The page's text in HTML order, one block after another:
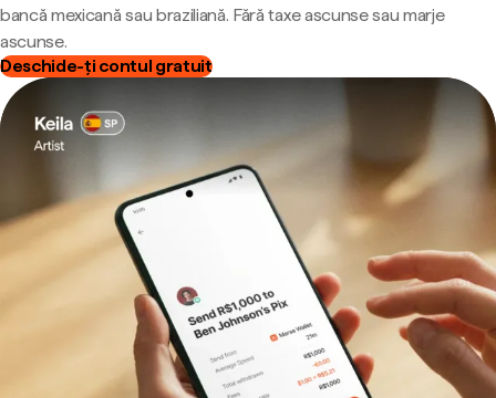
bancă mexicană sau braziliană. Fără taxe ascunse sau marje
ascunse.
Deschide-ți contul gratuit